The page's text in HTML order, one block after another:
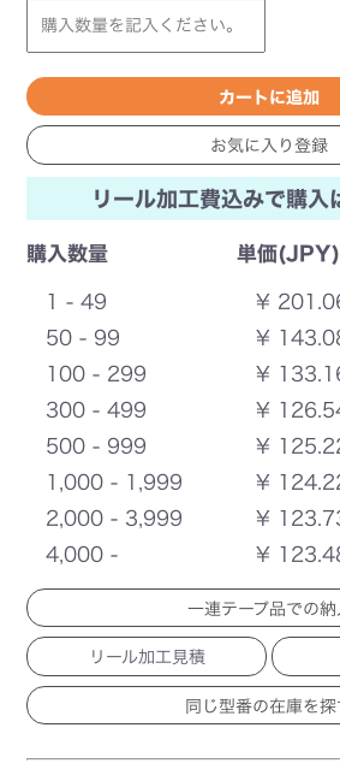
リール加工費込みで購入
購入数量 単価(JPY)
1 - 49
¥
50 - 99
¥
100 - 299
¥
300 - 499
¥
500 - 999
¥
1,000 - 1,999
¥
2,000 - 3,999
¥
4,000 -
¥
一連テープ品での納
リール加工見積